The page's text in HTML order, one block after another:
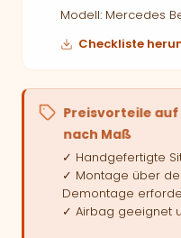
Modell: Mercedes
Checkliste
Preisvorteile
nach Maß
✓ Handgefertigte
✓ Montage über
Demontage
✓ Airbag geeignet